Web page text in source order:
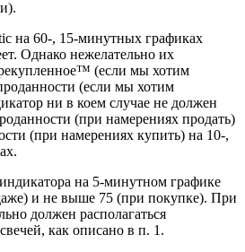
на 60-, 15-минутных графиках
Однако нежелательно их
(если мы хотим
(если мы хотим
ни в коем случае не должен
(при намерениях продать)
(при намерениях купить) на 10-,
на 5-минутном графике
и не выше 75 (при покупке). При
должен располагаться
как описано в п. 1.